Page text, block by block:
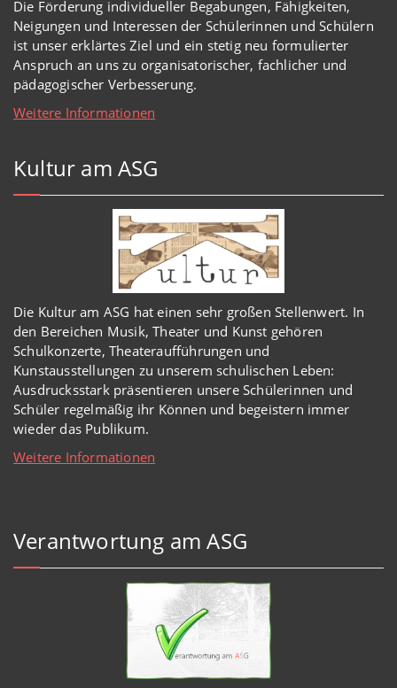
Die Förderung individueller Begabungen, Fähigkeiten,
Neigungen und Interessen der Schülerinnen und Schülern
ist unser erklärtes Ziel und ein stetig neu formulierter
Anspruch an uns zu organisatorischer, fachlicher und
pädagogischer Verbesserung.
Weitere Informationen
Kultur am ASG
Die Kultur am ASG hat einen sehr großen Stellenwert. In
den Bereichen Musik, Theater und Kunst gehören
Schulkonzerte, Theateraufführungen und
Kunstausstellungen zu unserem schulischen Leben:
Ausdrucksstark präsentieren unsere Schülerinnen und
Schüler regelmäßig ihr Können und begeistern immer
wieder das Publikum.
Weitere Informationen
Verantwortung am ASG